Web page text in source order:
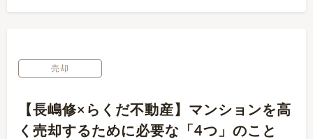
売却
【長嶋修×らくだ不動産】マンションを高
く売却するために必要な「4つ」のこと